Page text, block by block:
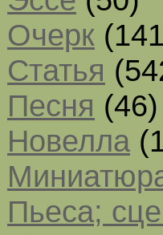
Очерк
Статья
Песня (46)
Новелла
Пьеса;